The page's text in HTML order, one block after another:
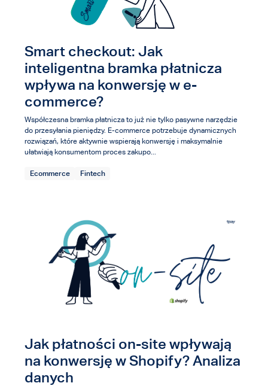
Smart checkout: Jak
inteligentna bramka płatnicza
wpływa na konwersję w e-
commerce?
Współczesna bramka płatnicza to już nie tylko pasywne narzędzie
do przesyłania pieniędzy. E-commerce potrzebuje dynamicznych
rozwiązań, które aktywnie wspierają konwersję i maksymalnie
ułatwiają konsumentom proces zakupo...
Ecommerce Fintech
Jak płatności on-site wpływają
na konwersję w Shopify? Analiza
danych